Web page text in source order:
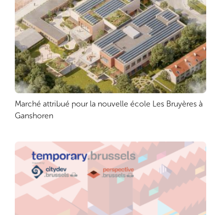
Lire plus
Marché attribué pour la nouvelle école Les Bruyères à
Ganshoren